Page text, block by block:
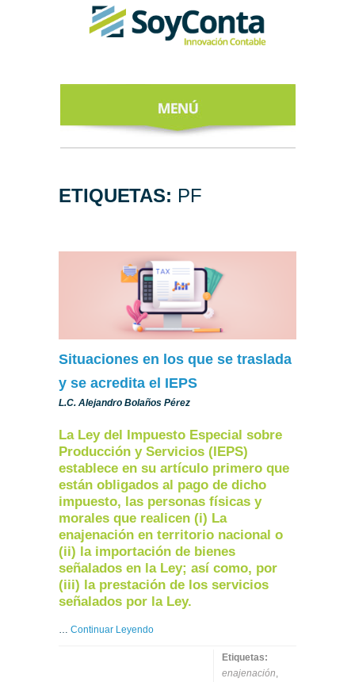
ACERCA DE
TODO SOBRE
EL CFDI 4.0
REGÍSTRATE
AL NEWSLETTER
ETIQUETAS: PF
Situaciones en los que se traslada
y se acredita el IEPS
L.C. Alejandro Bolaños Pérez
La Ley del Impuesto Especial sobre
Producción y Servicios (IEPS)
establece en su artículo primero que
están obligados al pago de dicho
impuesto, las personas físicas y
morales que realicen (i) La
enajenación en territorio nacional o
(ii) la importación de bienes
señalados en la Ley; así como, por
(iii) la prestación de los servicios
señalados por la Ley.
Continuar Leyendo
Etiquetas:
enajenación